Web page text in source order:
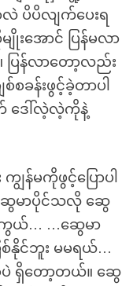
ပိပိလျက်ပေးရ
းအောင် ပြန်မလာ
ြန်လာတော့လည်း
ခန်းဖွင့်ခဲ့တာပါ
ဒေါ်လဲ့လဲ့ကိုနဲ့
န်မကိုဖွင့်ပြောပါ
ေမာပိုင်သလို ဆွေ
ကွယ်… …ဆွေမာ
နိုင်ဘူး မမရယ်…
ပဲ ရှိတော့တယ်။ ဆွေ